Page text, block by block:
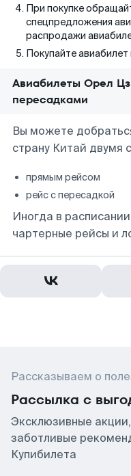
При покупке
спецпредложения
распродажи
Покупайте
Авиабилеты Орел
пересадками
Вы можете
страну Китай двумя
прямым рейсом
рейс с пересадкой
Иногда в
чартерные рейсы и
Рассказываем о
Рассылка с
Эксклюзивные
заботливые
Купибилета